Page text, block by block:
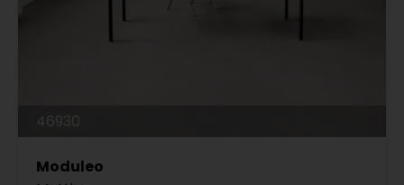
46930
Moduleo